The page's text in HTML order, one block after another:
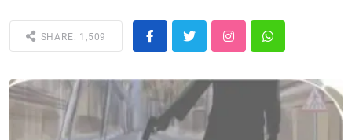
SHARE: 1,509